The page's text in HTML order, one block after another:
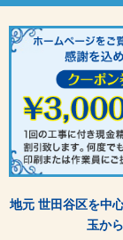
地元 世田谷区を中
玉か